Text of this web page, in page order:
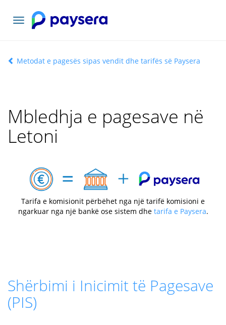
Navigacioni
toggle
Metodat e pagesës sipas vendit dhe tarifës së Paysera
Mbledhja e pagesave në
Letoni
Tarifa e komisionit përbëhet nga një tarifë komisioni e
ngarkuar nga një bankë ose sistem dhe tarifa e Paysera.
Shërbimi i Inicimit të Pagesave
(PIS)